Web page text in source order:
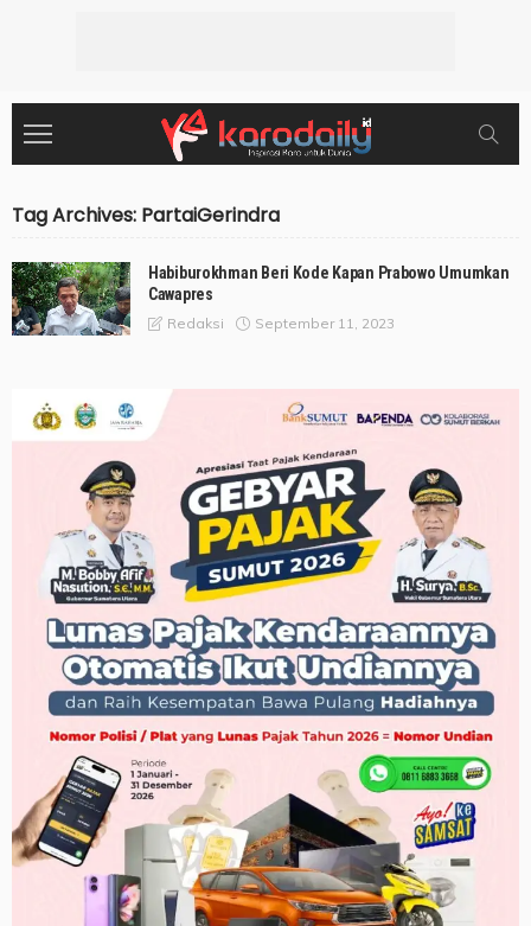
Tag Archives: PartaiGerindra
Habiburokhman Beri Kode Kapan Prabowo Umumkan
Cawapres
Redaksi September 11, 2023